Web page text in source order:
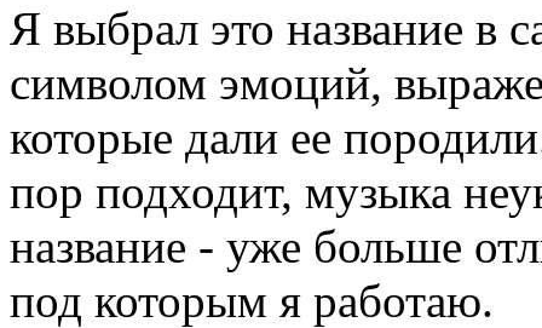
Я выбрал это название в
символом эмоций,
которые дали ее
пор подходит, музыка
название - уже больше
под которым я работаю.